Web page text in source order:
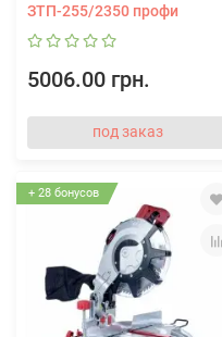
ЗТП-255/2350 профи
5006.00 грн.
под заказ
+ 28 бонусов